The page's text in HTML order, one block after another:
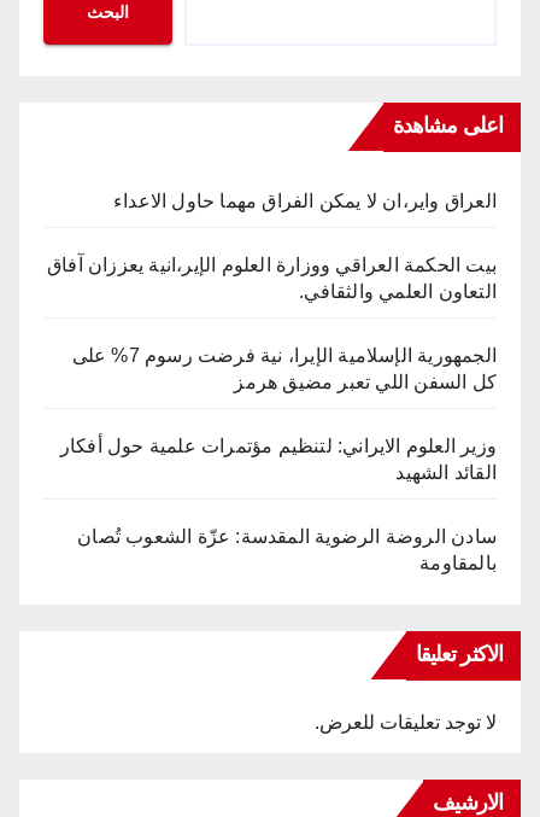
البحث
اعلى مشاهدة
العراق واير،ان لا يمكن الفراق مهما حاول الاعداء
بيت الحكمة العراقي ووزارة العلوم الإير،انية يعززان آفاق
التعاون العلمي والثقافي.
الجمهورية الإسلامية الإيرا، نية فرضت رسوم 7% على
كل السفن اللي تعبر مضيق هرمز
وزير العلوم الايراني: لتنظيم مؤتمرات علمية حول أفكار
القائد الشهيد
سادن الروضة الرضوية المقدسة: عزّة الشعوب تُصان
بالمقاومة
الاكثر تعليقا
لا توجد تعليقات للعرض.
الارشيف